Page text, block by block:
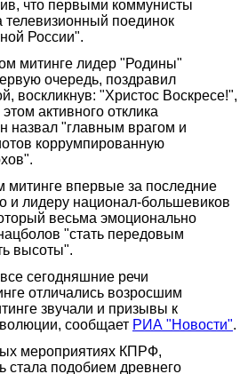
что первыми коммунисты
телевизионный поединок
России".
митинге лидер "Родины"
очередь, поздравил
воскликнув: "Христос Воскресе!",
активного отклика
назвал "главным врагом и
коррумпированную
митинге впервые за последние
и лидеру национал-большевиков
весьма эмоционально
"стать передовым
высоты".
сегодняшние речи
отличались возросшим
звучали и призывы к
сообщает РИА "Новости".
мероприятиях КПРФ,
стала подобием древнего